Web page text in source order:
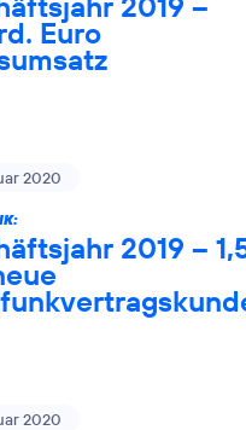
Euro
2020
2019 –
2020